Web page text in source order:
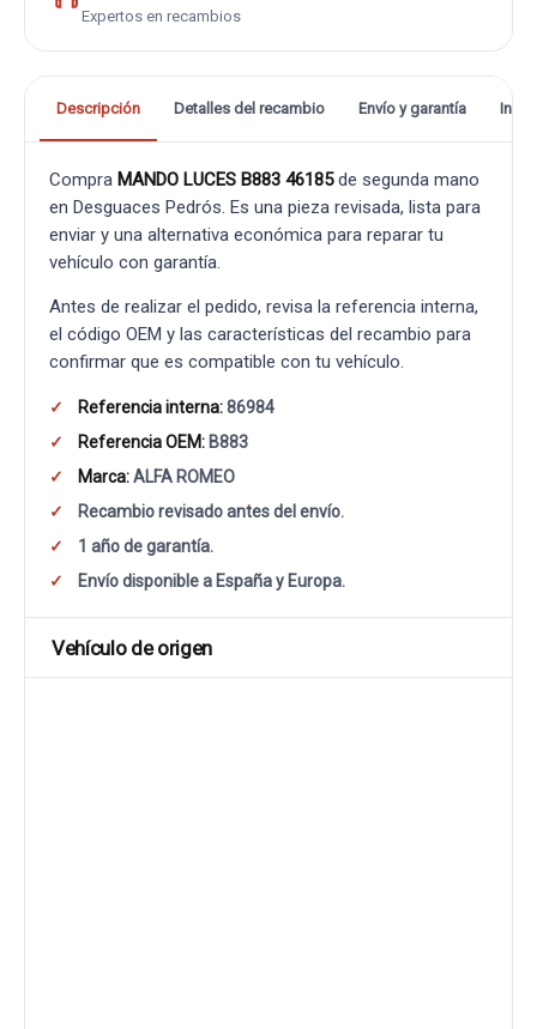
Expertos en recambios
Descripción Detalles del recambio Envío y garantía
Compra MANDO LUCES B883 46185de segunda mano
en Desguaces Pedrós. Es una pieza revisada, lista para
enviar y una alternativa económica para reparar tu
vehículo con garantía.
Antes de realizar el pedido, revisa la referencia interna,
el código OEM y las características del recambio para
confirmar que es compatible con tu vehículo.
Referencia interna:86984
Referencia OEM: B883
Marca:ALFA ROMEO
Recambio revisado antes del envío.
1 año de garantía.
Envío disponible a España y Europa.
Vehículo de origen